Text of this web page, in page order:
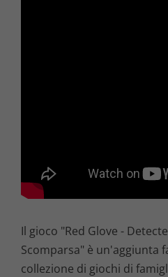
Il gioco "Red Glove -
Scomparsa" è un'aggiunta
collezione di giochi di